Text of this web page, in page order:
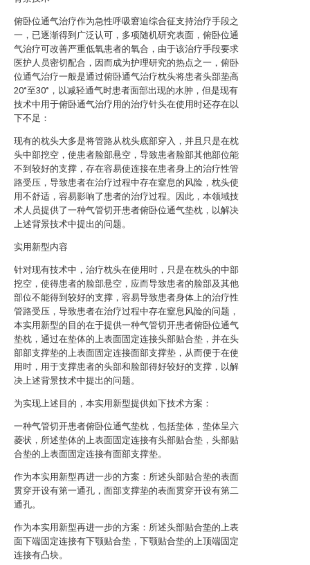
俯卧位通气治疗作为急性呼吸窘迫综合征支持治疗手段之
一，已逐渐得到广泛认可，多项随机研究表面，俯卧位通
气治疗可改善严重低氧患者的氧合，由于该治疗手段要求
医护人员密切配合，因而成为护理研究的热点之一，俯卧
位通气治疗一般是通过俯卧通气治疗枕头将患者头部垫高
20°至30°，以减轻通气时患者面部出现的水肿，但是现有
技术中用于俯卧通气治疗用的治疗针头在使用时还存在以
下不足：
现有的枕头大多是将管路从枕头底部穿入，并且只是在枕
头中部挖空，使患者脸部悬空，导致患者脸部其他部位能
不到较好的支撑，存在容易使连接在患者身上的治疗性管
路受压，导致患者在治疗过程中存在窒息的风险，枕头使
用不舒适，容易影响了患者的治疗过程。因此，本领域技
术人员提供了一种气管切开患者俯卧位通气垫枕，以解决
上述背景技术中提出的问题。
实用新型内容
针对现有技术中，治疗枕头在使用时，只是在枕头的中部
挖空，使得患者的脸部悬空，应而导致患者的脸部及其他
部位不能得到较好的支撑，容易导致患者身体上的治疗性
管路受压，导致患者在治疗过程中存在窒息风险的问题，
本实用新型的目的在于提供一种气管切开患者俯卧位通气
垫枕，通过在垫体的上表面固定连接头部贴合垫，并在头
部部支撑垫的上表面固定连接面部支撑垫，从而便于在使
用时，用于支撑患者的头部和脸部得好较好的支撑，以解
决上述背景技术中提出的问题。
为实现上述目的，本实用新型提供如下技术方案：
一种气管切开患者俯卧位通气垫枕，包括垫体，垫体呈六
菱状，所述垫体的上表面固定连接有头部贴合垫，头部贴
合垫的上表面固定连接有面部支撑垫。
作为本实用新型再进一步的方案：所述头部贴合垫的表面
贯穿开设有第一通孔，面部支撑垫的表面贯穿开设有第二
通孔。
作为本实用新型再进一步的方案：所述头部贴合垫的上表
面下端固定连接有下颚贴合垫，下颚贴合垫的上顶端固定
连接有凸块。